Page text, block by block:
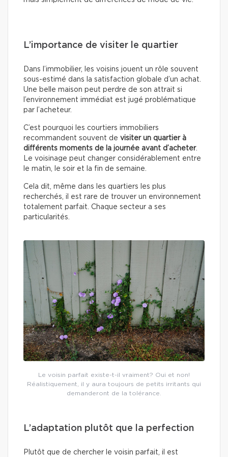
L’importance de visiter le quartier
Dans l’immobilier, les voisins jouent un rôle souvent
sous-estimé dans la satisfaction globale d’un achat.
Une belle maison peut perdre de son attrait si
l’environnement immédiat est jugé problématique
par l’acheteur.
C’est pourquoi les courtiers immobiliers
recommandent souvent de visiter un quartier à
différents moments de la journée avant d’acheter.
Le voisinage peut changer considérablement entre
le matin, le soir et la fin de semaine.
Cela dit, même dans les quartiers les plus
recherchés, il est rare de trouver un environnement
totalement parfait. Chaque secteur a ses
particularités.
Le voisin parfait existe-t-il vraiment? Oui et non!
Réalistiquement, il y aura toujours de petits irritants qui
demanderont de la tolérance.
L’adaptation plutôt que la perfection
Plutôt que de chercher le voisin parfait, il est